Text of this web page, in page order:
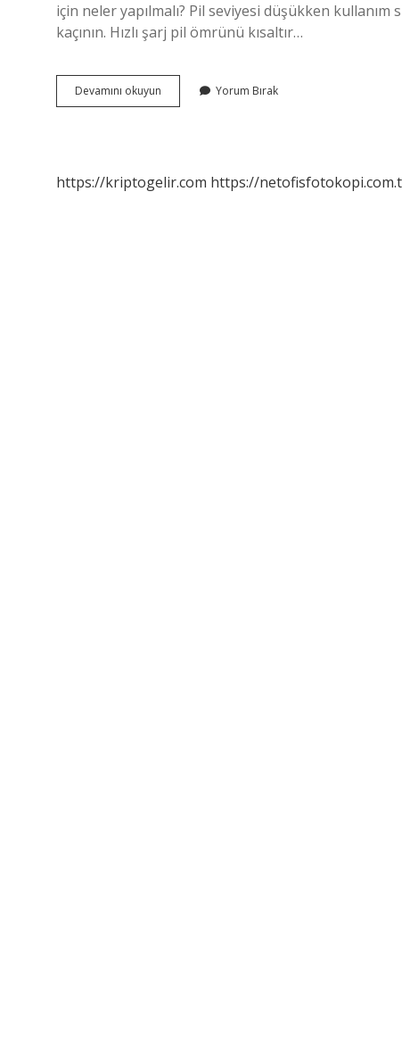
için neler yapılmalı? Pil seviyesi düşükken
kaçının. Hızlı şarj pil ömrünü kısaltır…
Devamını okuyun
Ömrünü
Yorum Bırak
https://kriptogelir.com https://